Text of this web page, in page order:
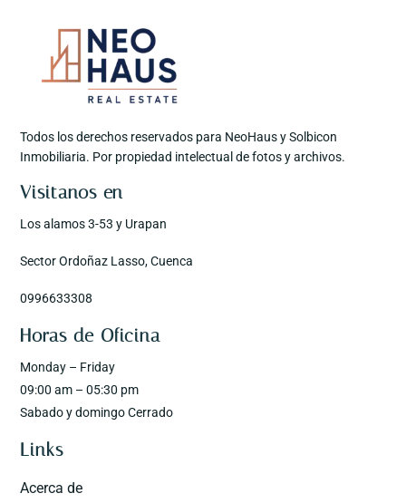
Todos los derechos reservados para NeoHaus y Solbicon
Inmobiliaria. Por propiedad intelectual de fotos y archivos.
Visitanos en
Los alamos 3-53 y Urapan
Sector Ordoñaz Lasso, Cuenca
0996633308
Horas de Oficina
Monday – Friday
09:00 am – 05:30 pm
Sabado y domingo Cerrado
Links
Acerca de